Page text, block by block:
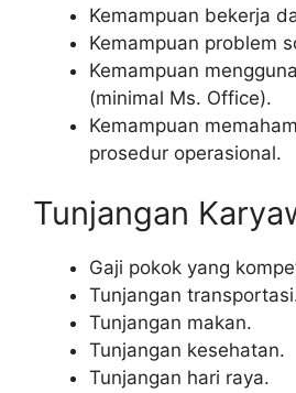
Kemampuan bekerja
Kemampuan problem
Kemampuan
(minimal Ms. Office).
Kemampuan
prosedur operasional.
Tunjangan
Gaji pokok yang
Tunjangan
Tunjangan makan.
Tunjangan kesehatan.
Tunjangan hari raya.